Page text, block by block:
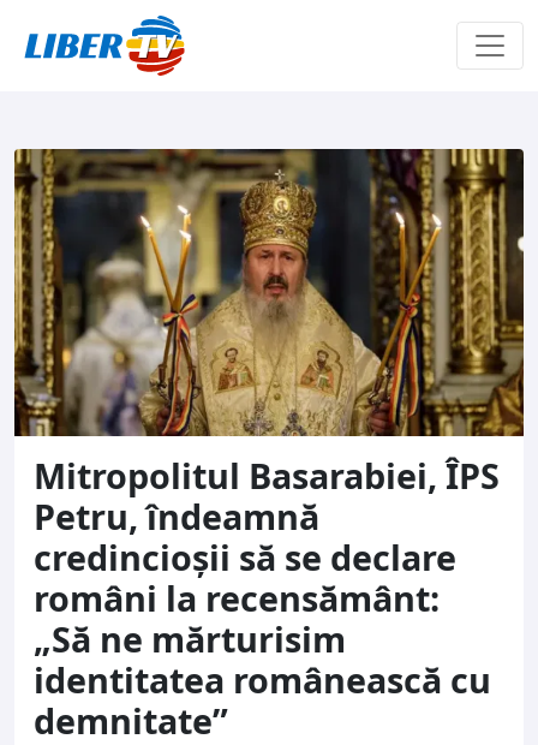
Mitropolitul Basarabiei, ÎPS
Petru, îndeamnă
credincioșii să se declare
români la recensământ:
„Să ne mărturisim
identitatea românească cu
demnitate”